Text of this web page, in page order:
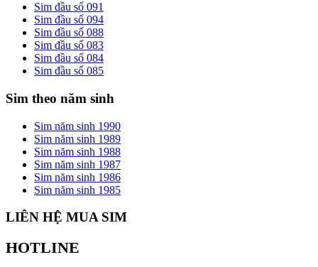
Sim đầu số 091
Sim đầu số 094
Sim đầu số 088
Sim đầu số 083
Sim đầu số 084
Sim đầu số 085
Sim theo năm sinh
Sim năm sinh 1990
Sim năm sinh 1989
Sim năm sinh 1988
Sim năm sinh 1987
Sim năm sinh 1986
Sim năm sinh 1985
LIÊN HỆ MUA SIM
HOTLINE